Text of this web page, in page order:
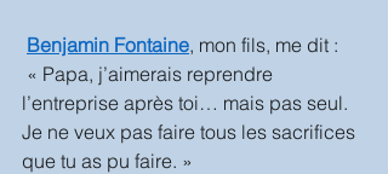
Benjamin Fontaine, mon fils, me dit :
« Papa, j’aimerais reprendre
l’entreprise après toi… mais pas seul.
Je ne veux pas faire tous les sacrifices
que tu as pu faire. »